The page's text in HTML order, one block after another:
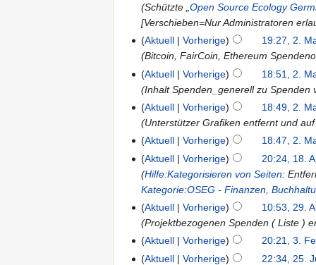
Schützte „Open Source Ecology
[Verschieben=Nur Administratoren
Aktuell
Vorherige
19:27, 2.
Bitcoin, FairCoin, Ethereum
Aktuell
Vorherige
18:51, 2.
Inhalt Spenden_generell zu
Aktuell
Vorherige
18:49, 2.
Unterstützer Grafiken entfernt und
Aktuell
Vorherige
18:47, 2.
Aktuell
Vorherige
20:24, 18.
Hilfe:Kategorisieren von Seiten:
Kategorie:OSEG - Finanzen,
Aktuell
Vorherige
10:53, 29.
Projektbezogenen Spenden ( Liste )
Aktuell
Vorherige
20:21, 3.
Aktuell
Vorherige
22:34, 25.